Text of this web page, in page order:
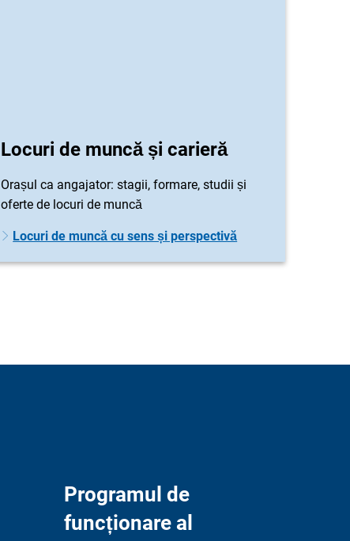
Locuri de muncă și carieră
Orașul ca angajator: stagii, formare, studii și
oferte de locuri de muncă
Locuri de muncă cu sens și perspectivă
Programul de
funcționare al